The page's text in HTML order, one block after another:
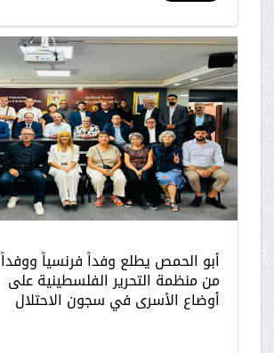
أبو الحمص يطلع وفداً فرنسياً ووفداً
من منظمة التحرير الفلسطينية على
أوضاع الأسرى في سجون الاحتلال